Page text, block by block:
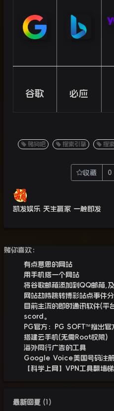
谷歌 必应
赌狗吧 搜索引擎 搜
收藏 0
凯发娱乐 天生赢家 一触即发
赌你喜欢：
有点意思的网站
用手机搭一个网站
将谷歌邮箱添加到QQ邮箱,
网站劫持跳转博彩站点事件
目前主流的即时通讯软件(
scord。
PG官方：PG SOFT™推出官
搭建云手机(无需Root权限)
海外同行广告的工具
Google Voice美国号码注
【科学上网】VPN工具翻墙
最新回复 (1 )